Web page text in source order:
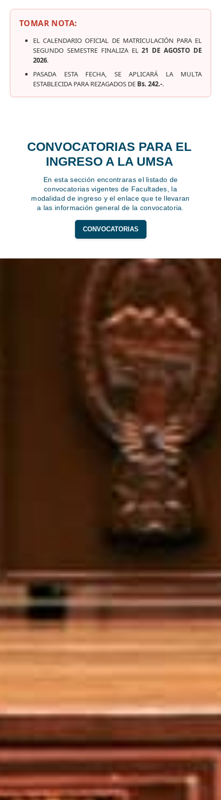
TOMAR NOTA:
EL CALENDARIO OFICIAL DE MATRICULACIÓN PARA EL
SEGUNDO SEMESTRE FINALIZA EL21 DE AGOSTO DE
2026.
PASADA ESTA FECHA, SE APLICARÁ LA MULTA
ESTABLECIDA PARA REZAGADOS DE Bs. 242.-.
CONVOCATORIAS PARA EL
INGRESO A LA UMSA
En esta sección encontraras el listado de
convocatorias vigentes de Facultades, la
modalidad de ingreso y el enlace que te llevaran
a las información general de la convocatoria.
CONVOCATORIAS